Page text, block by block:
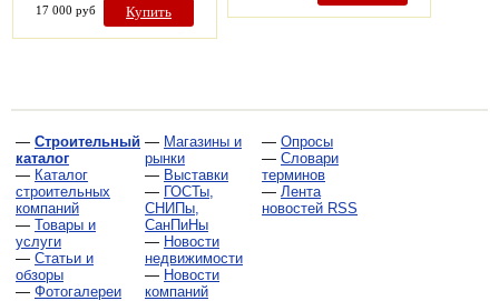
17 000 руб Купить
— Строительный
каталог
— Каталог
строительных
компаний
— Товары и
услуги
— Статьи и
обзоры
— Фотогалереи
— Магазины и
рынки
— Выставки
— ГОСТы,
СНИПы,
СанПиНы
— Новости
недвижимости
— Новости
компаний
— Опросы
— Словари
терминов
— Лента
новостей RSS